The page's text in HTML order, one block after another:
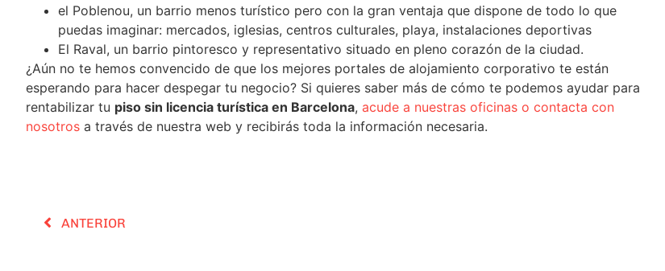
el Poblenou, un barrio menos turístico pero con la gran ventaja que dispone de todo lo que
puedas imaginar: mercados, iglesias, centros culturales, playa, instalaciones deportivas
El Raval, un barrio pintoresco y representativo situado en pleno corazón de la ciudad.
¿Aún no te hemos convencido de que los mejores portales de alojamiento corporativo te están
esperando para hacer despegar tu negocio? Si quieres saber más de cómo te podemos ayudar para
rentabilizar tu piso sin licencia turística en Barcelona, acude a nuestras oficinas o contacta con
nosotros a través de nuestra web y recibirás toda la información necesaria.
ANTERIOR